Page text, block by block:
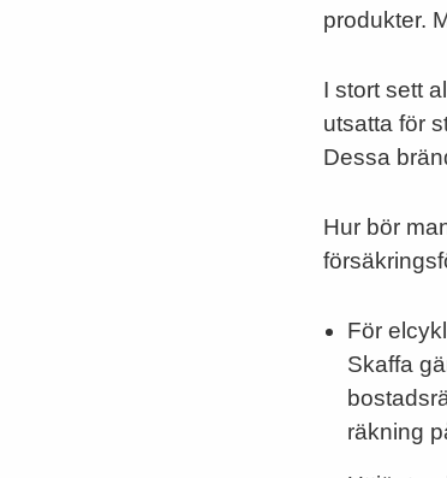
produkter.
I stort sett
utsatta för
Dessa
Hur bör
För
Skaffa
räkning